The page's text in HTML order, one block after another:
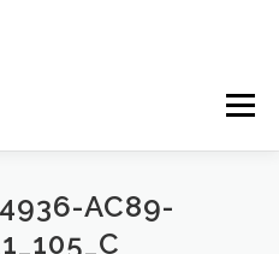
Menü
VERANSTALTUNGEN
AC89-